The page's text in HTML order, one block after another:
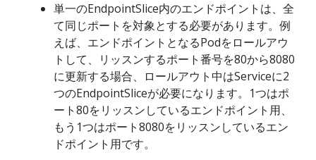
単一のEndpointSlice内のエンドポイントは、全
て同じポートを対象とする必要があります。例
えば、エンドポイントとなるPodをロールアウ
トして、リッスンするポート番号を80から8080
に更新する場合、ロールアウト中はServiceに2
つのEndpointSliceが必要になります。1つはポ
ート80をリッスンしているエンドポイント用、
もう1つはポート8080をリッスンしているエン
ドポイント用です。